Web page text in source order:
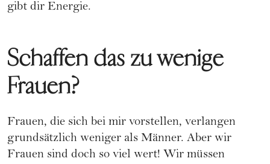
gibt dir Energie.
Schaffen das zu wenige
Frauen?
Frauen, die sich bei mir vorstellen, verlangen
grundsätzlich weniger als Männer. Aber wir
Frauen sind doch so viel wert! Wir müssen